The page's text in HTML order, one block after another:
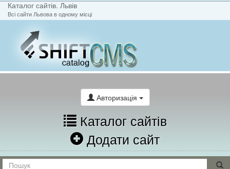
Каталог сайтів. Львів
Всі сайти Львова в одному місці
Авторизація
Каталог сайтів
Додати сайт